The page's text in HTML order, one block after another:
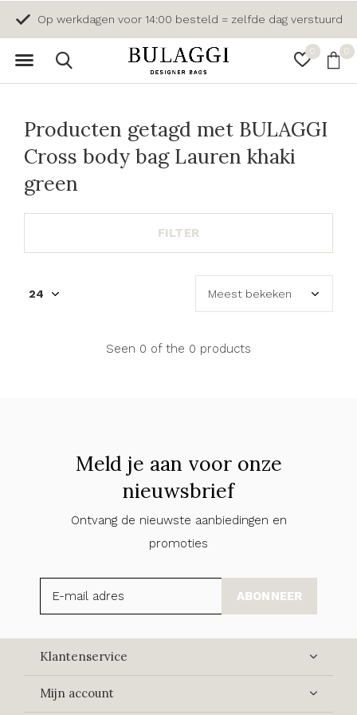
0 0
Op werkdagen voor 14:00 besteld = zelfde dag verstuurd
Producten getagd met BULAGGI
Cross body bag Lauren khaki
green
FILTER
Seen 0 of the 0 products
Meld je aan voor onze
nieuwsbrief
Ontvang de nieuwste aanbiedingen en
promoties
ABONNEER
Klantenservice
Mijn account